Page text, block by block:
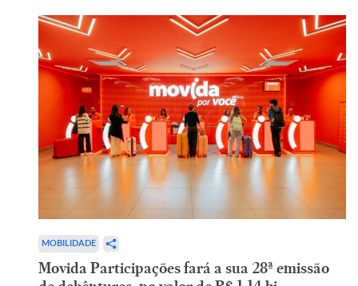
MOBILIDADE
Movida Participações fará a sua 28ª emissão